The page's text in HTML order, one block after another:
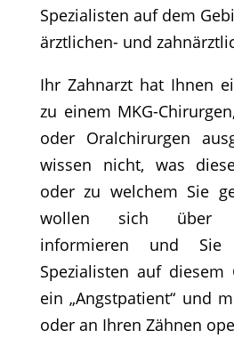
Spezialisten auf dem
ärztlichen- und
Ihr Zahnarzt hat Ihnen
zu einem MKG-
oder Oralchirurgen
wissen nicht, was
oder zu welchem Sie
wollen sich
informieren und Sie
Spezialisten auf diesem
ein „Angstpatient“ und
oder an Ihren Zähnen